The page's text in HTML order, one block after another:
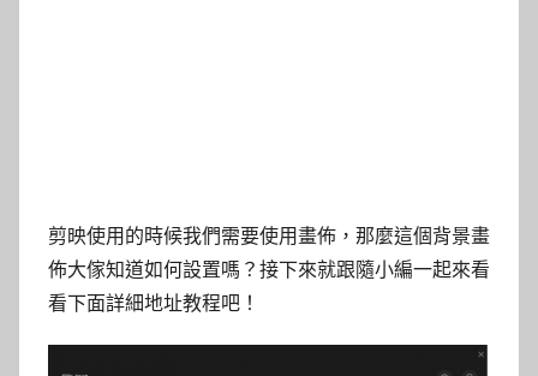
剪映使用的時候我們需要使用畫佈，那麼這個背景畫
佈大傢知道如何設置嗎？接下來就跟隨小編一起來看
看下面詳細地址教程吧！